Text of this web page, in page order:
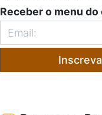
Receber o menu do